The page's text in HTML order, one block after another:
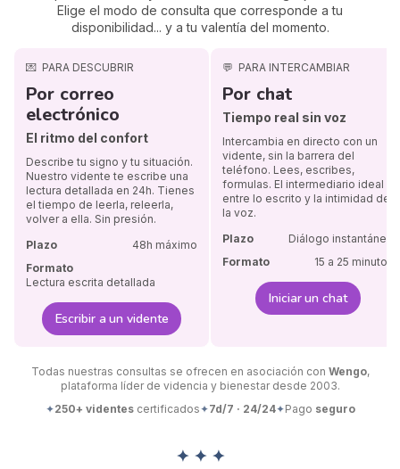
Elige el modo de consulta que corresponde a tu
disponibilidad... y a tu valentía del momento.
💌 PARA DESCUBRIR
Por correo
electrónico
El ritmo del confort
Describe tu signo y tu situación.
Nuestro vidente te escribe una
lectura detallada en 24h. Tienes
el tiempo de leerla, releerla,
volver a ella. Sin presión.
Plazo
48h máximo
Formato
Lectura escrita detallada
Escribir a un vidente
💬 PARA INTERCAMBIAR
Por chat
Tiempo real sin voz
Intercambia en directo con un
vidente, sin la barrera del
teléfono. Lees, escribes,
formulas. El intermediario ideal
entre lo escrito y la intimidad de
la voz.
Plazo
Diálogo instantáneo
Formato
15 a 25 minutos
Iniciar un chat
Todas nuestras consultas se ofrecen en asociación con Wengo,
plataforma líder de videncia y bienestar desde 2003.
✦250+ videntescertificados✦7d/7 · 24/24✦Pago seguro
✦ ✦ ✦